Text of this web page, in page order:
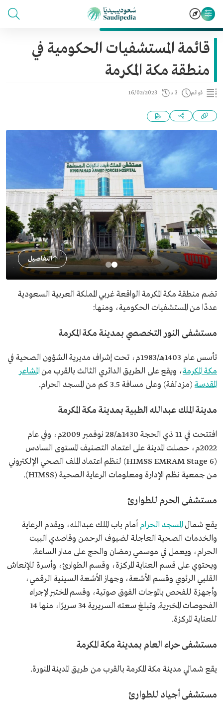
قائمة المستشفيات الحكومية في
منطقة مكة المكرمة
قوائم 3 د 16/02/2023
التفاصيل
تضم منطقة مكة المكرمة الواقعة غربي المملكة العربية السعودية
عددًا من المستشفيات الحكومية، ومنها:
مستشفى النور التخصصي بمدينة مكة المكرمة
تأسس عام 1403هـ/1983م، تحت إشراف مديرية الشؤون الصحية في
مكة المكرمة، ويقع على الطريق الدائري الثالث بالقرب منالمشاعر
المقدسة (مزدلفة) وعلى مسافة 3.5 كم من المسجد الحرام.
مدينة الملك عبدالله الطبية بمدينة مكة المكرمة
افتتحت في 11 ذي الحجة 1430هـ/28 نوفمبر 2009م، وفي عام
2022م، حصلت المدينة على اعتماد التصنيف المستوى السادس
(HIMSS EMRAM Stage 6) لنظم اعتماد الملف الصحي الإلكتروني
من جمعية نظم الإدارة ومعلومات الرعاية الصحية (HIMSS).
مستشفى الحرم للطوارئ
يقع شمالالمسجد الحرام أمام باب الملك عبدالله، ويقدم الرعاية
والخدمات الصحية العاجلة لضيوف الرحمن وقاصدي البيت
الحرام، ويعمل في موسمي رمضان والحج على مدار الساعة.
ويحتوي على قسم العناية المركزة، وقسم الطوارئ، وأسرة للإنعاش
القلبي الرئوي وقسم الأشعة، وجهاز الأشعة السينية الرقمي،
وأجهزة للفحص بالموجات الفوق صوتية، وقسم المختبر لإجراء
الفحوصات المخبرية. وتبلغ سعته السريرية 34 سريرًا، منها 14
للعناية المركزة.
مستشفى حراء العام بمدينة مكة المكرمة
يقع شمالي مدينة مكة المكرمة بالقرب من طريق المدينة المنورة.
مستشفى أجياد للطوارئ